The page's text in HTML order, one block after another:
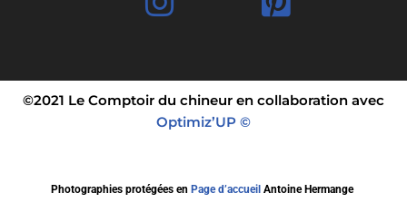
©2021 Le Comptoir du chineur en collaboration avec
Optimiz’UP ©
Photographies protégées en Page d’accueil Antoine Hermange